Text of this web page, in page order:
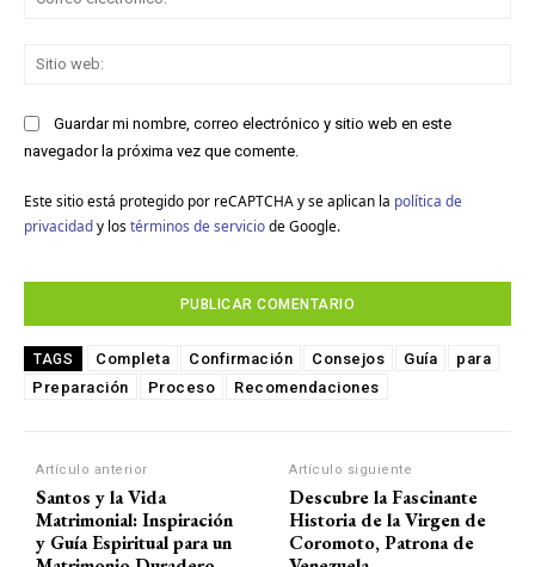
Guardar mi nombre, correo electrónico y sitio web en este
navegador la próxima vez que comente.
Este sitio está protegido por reCAPTCHA y se aplican la política de
privacidady los términos de serviciode Google.
TAGS Completa Confirmación Consejos Guía
para
Preparación
Proceso Recomendaciones
Artículo anterior
Santos y la Vida
Matrimonial: Inspiración
y Guía Espiritual para un
Artículo siguiente
Descubre la Fascinante
Historia de la Virgen de
Coromoto, Patrona de